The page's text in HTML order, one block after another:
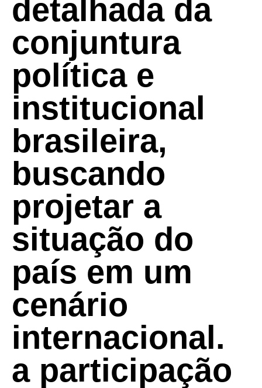
detalhada da
conjuntura
política e
institucional
brasileira,
buscando
projetar a
situação do
país em um
cenário
internacional.
a participação